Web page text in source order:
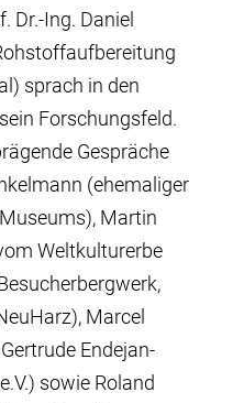
Dr.-Ing. Daniel
sprach in den
Forschungsfeld.
Gespräche
(ehemaliger
Martin
Weltkulturerbe
Marcel
Endejan-
sowie Roland